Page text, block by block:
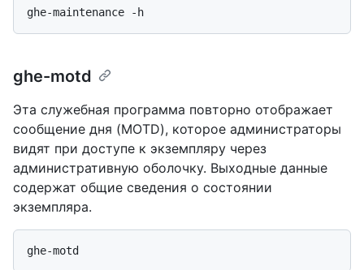
ghe-motd
Эта служебная программа повторно отображает
сообщение дня (MOTD), которое администраторы
видят при доступе к экземпляру через
административную оболочку. Выходные данные
содержат общие сведения о состоянии
экземпляра.